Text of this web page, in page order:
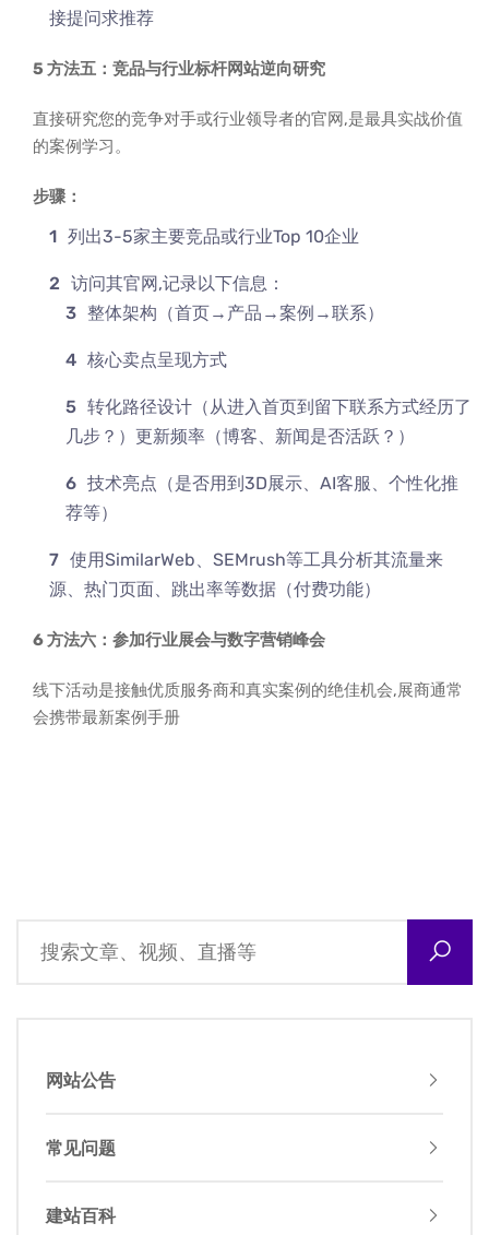
接提问求推荐
5 方法五：竞品与行业标杆网站逆向研究
直接研究您的竞争对手或行业领导者的官网,是最具实战价值
的案例学习。
步骤：
列出3-5家主要竞品或行业Top 10企业
访问其官网,记录以下信息：
整体架构（首页→产品→案例→联系）
核心卖点呈现方式
转化路径设计（从进入首页到留下联系方式经历了
几步？）更新频率（博客、新闻是否活跃？）
技术亮点（是否用到3D展示、AI客服、个性化推
荐等）
使用SimilarWeb、SEMrush等工具分析其流量来
源、热门页面、跳出率等数据（付费功能）
6 方法六：参加行业展会与数字营销峰会
线下活动是接触优质服务商和真实案例的绝佳机会,展商通常
会携带最新案例手册
网站公告
常见问题
建站百科